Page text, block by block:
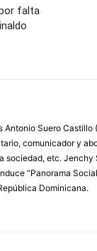
falta
Antonio Suero
comunicador y
sociedad, etc.
“Panorama
Dominicana.